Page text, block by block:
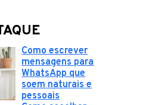
Como escrever
mensagens para
WhatsApp que
soem naturais e
pessoais